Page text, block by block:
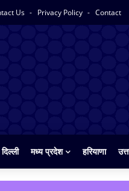
Us Privacy Policy Contact
दिल्ली मध्य प्रदेश हरियाणा